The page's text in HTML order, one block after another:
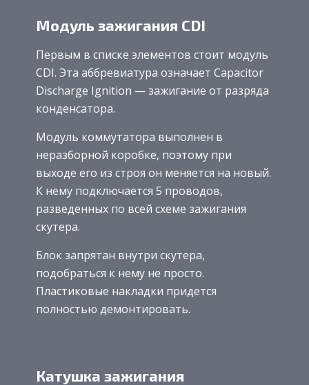
Модуль зажигания CDI
Первым в списке элементов стоит модуль
CDI. Эта аббревиатура означает Capacitor
Discharge Ignition — зажигание от разряда
конденсатора.
Модуль коммутатора выполнен в
неразборной коробке, поэтому при
выходе его из строя он меняется на новый.
К нему подключается 5 проводов,
разведенных по всей схеме зажигания
скутера.
Блок запрятан внутри скутера,
подобраться к нему не просто.
Пластиковые накладки придется
полностью демонтировать.
Катушка зажигания